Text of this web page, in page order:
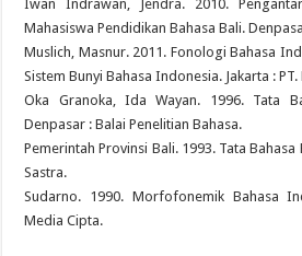
Iwan Indrawan, Jendra. 2010.
Mahasiswa Pendidikan Bahasa Bali.
Muslich, Masnur. 2011. Fonologi Bahasa
Sistem Bunyi Bahasa Indonesia. Jakarta :
Oka Granoka, Ida Wayan. 1996. Tata
Denpasar : Balai Penelitian Bahasa.
Pemerintah Provinsi Bali. 1993. Tata Bahasa
Sastra.
Sudarno. 1990. Morfofonemik Bahasa
Media Cipta.